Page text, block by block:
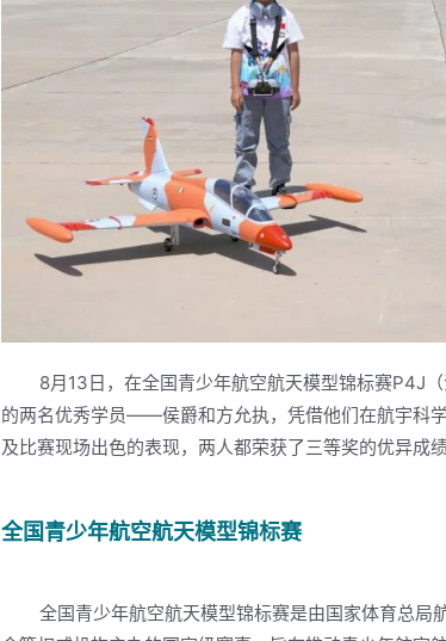
8月13日，在全国青少年航空航天模型锦标赛P4J（
的两名优秀学员——侯爵和方允执，凭借他们在航宇科
及比赛现场出色的表现，两人都荣获了三等奖的优异成绩
全国青少年航空航天模型锦标赛
全国青少年航空航天模型锦标赛是由国家体育总局